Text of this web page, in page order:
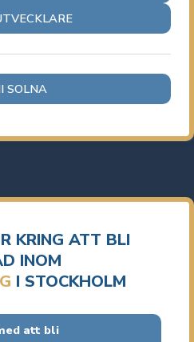
SOLNA
KRING ATT BLI
INOM
I STOCKHOLM
att bli